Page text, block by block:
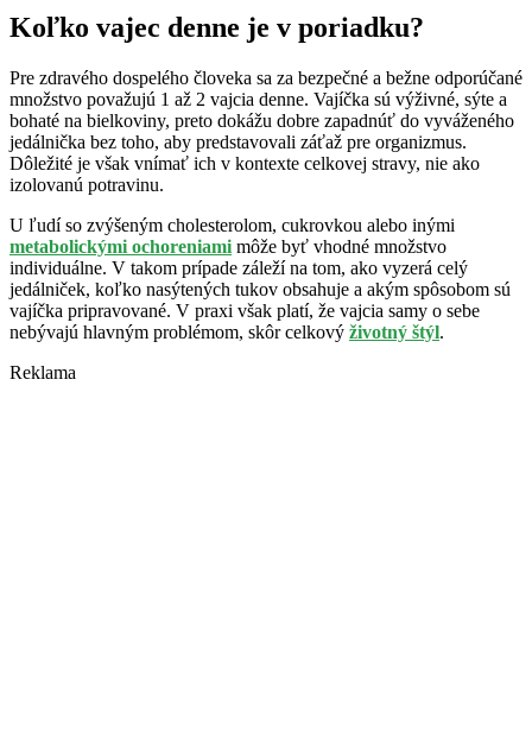
Koľko vajec denne je v poriadku?
Pre zdravého dospelého človeka sa za bezpečné a bežne odporúčané
množstvo považujú 1 až 2 vajcia denne. Vajíčka sú výživné, sýte a
bohaté na bielkoviny, preto dokážu dobre zapadnúť do vyváženého
jedálnička bez toho, aby predstavovali záťaž pre organizmus.
Dôležité je však vnímať ich v kontexte celkovej stravy, nie ako
izolovanú potravinu.
U ľudí so zvýšeným cholesterolom, cukrovkou alebo inými
metabolickými ochoreniami môže byť vhodné množstvo
individuálne. V takom prípade záleží na tom, ako vyzerá celý
jedálniček, koľko nasýtených tukov obsahuje a akým spôsobom sú
vajíčka pripravované. V praxi však platí, že vajcia samy o sebe
nebývajú hlavným problémom, skôr celkový životný štýl.
Reklama